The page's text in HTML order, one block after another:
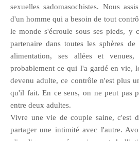
sexuelles sadomasochistes. Nous
d'un homme qui a besoin de tout
le monde s'écroule sous ses pieds, y
partenaire dans toutes les sphères
alimentation, ses allées et
probablement ce qui l'a gardé en vie,
devenu adulte, ce contrôle n'est plus
qu'il fait. En ce sens, on ne peut pas
entre deux adultes.
Vivre une vie de couple saine, c'est
partager une intimité avec l'autre.